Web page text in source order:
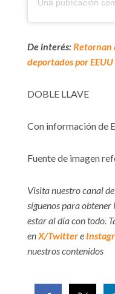
De interés:Retornan
deportados por EEUU
DOBLE LLAVE
Con información de
Fuente de imagen
Visita nuestro canal
síguenos para
estar al día con todo.
enX/Twittere
nuestros contenidos